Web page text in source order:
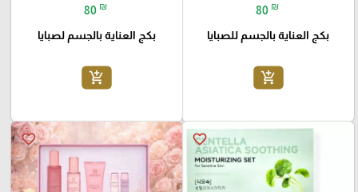
80 ₪
بكج العناية بالجسم للصبايا
add_shopping_cart
80 ₪
بكج العناية بالجسم لصبايا
add_shopping_cart
favorite_border
favorite_border